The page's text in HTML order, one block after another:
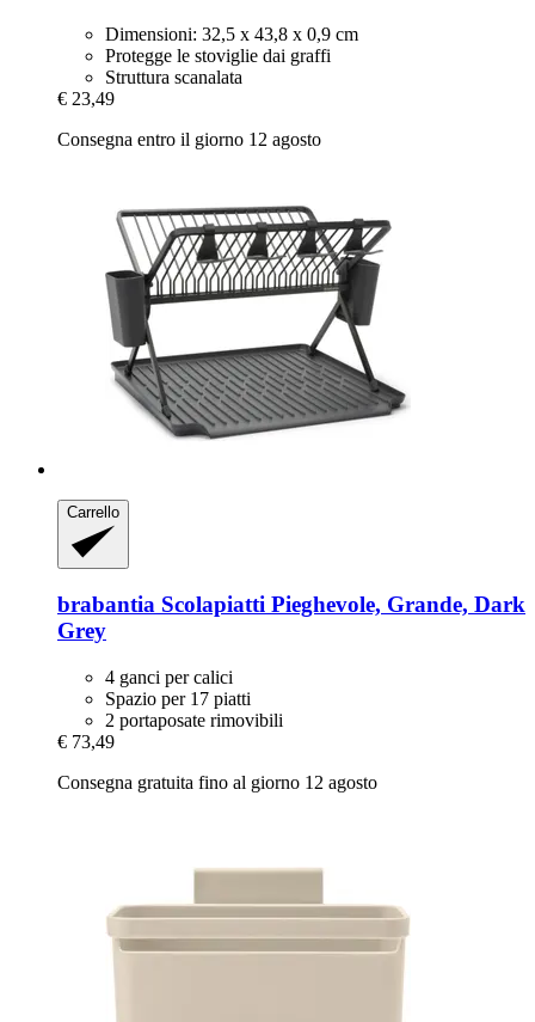
Dimensioni: 32,5 x 43,8 x 0,9 cm
Protegge le stoviglie dai graffi
Struttura scanalata
€ 23,49
Consegna entro il giorno 12 agosto
Carrello
brabantia Scolapiatti Pieghevole, Grande, Dark
Grey
4 ganci per calici
Spazio per 17 piatti
2 portaposate rimovibili
€ 73,49
Consegna gratuita fino al giorno 12 agosto